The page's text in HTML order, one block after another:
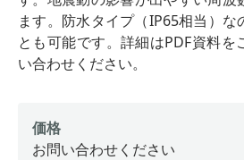
ます。防水タイプ（IP65相当）な
とも可能です。詳細はPDF資料を
い合わせください。
価格
お問い合わせください